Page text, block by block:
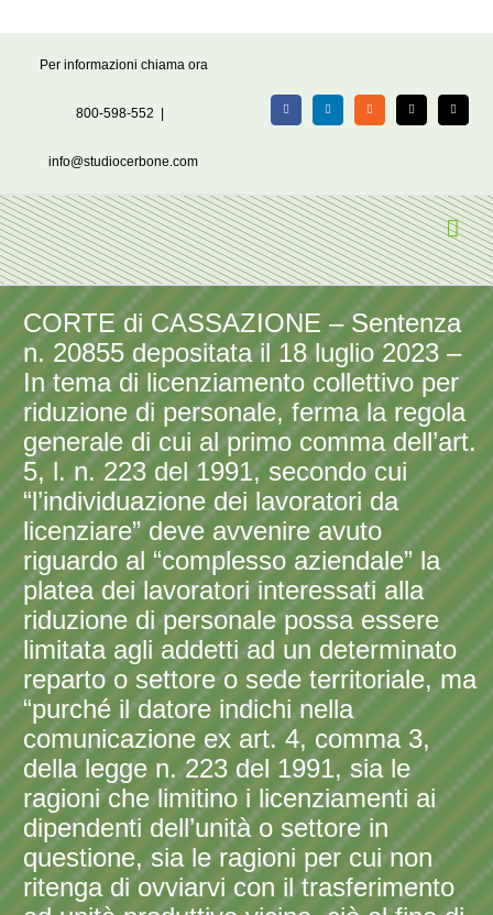
Per informazioni chiama ora
800-598-552
info@studiocerbone.com
FacebookLinkedIn Rss X Email
CORTE di CASSAZIONE – Sentenza
n. 20855 depositata il 18 luglio 2023 –
In tema di licenziamento collettivo per
riduzione di personale, ferma la regola
generale di cui al primo comma dell’art.
5, l. n. 223 del 1991, secondo cui
“l’individuazione dei lavoratori da
licenziare” deve avvenire avuto
riguardo al “complesso aziendale” la
platea dei lavoratori interessati alla
riduzione di personale possa essere
limitata agli addetti ad un determinato
reparto o settore o sede territoriale, ma
“purché il datore indichi nella
comunicazione ex art. 4, comma 3,
della legge n. 223 del 1991, sia le
ragioni che limitino i licenziamenti ai
dipendenti dell’unità o settore in
questione, sia le ragioni per cui non
ritenga di ovviarvi con il trasferimento